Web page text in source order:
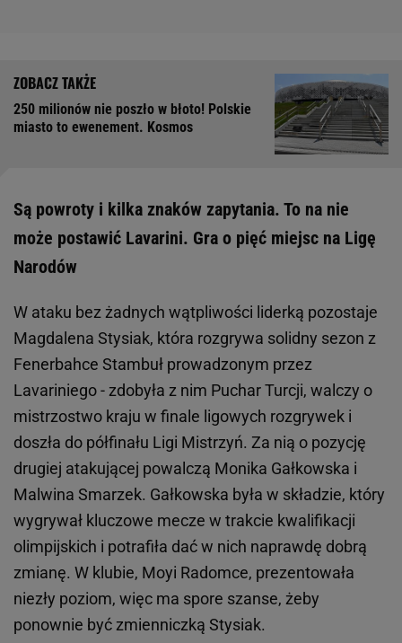
250 milionów nie poszło w błoto! Polskie
miasto to ewenement. Kosmos
Są powroty i kilka znaków zapytania. To na nie
może postawić Lavarini. Gra o pięć miejsc na Ligę
Narodów
W ataku bez żadnych wątpliwości liderką pozostaje
Magdalena Stysiak, która rozgrywa solidny sezon z
Fenerbahce Stambuł prowadzonym przez
Lavariniego - zdobyła z nim Puchar Turcji, walczy o
mistrzostwo kraju w finale ligowych rozgrywek i
doszła do półfinału Ligi Mistrzyń. Za nią o pozycję
drugiej atakującej powalczą Monika Gałkowska i
Malwina Smarzek. Gałkowska była w składzie, który
wygrywał kluczowe mecze w trakcie kwalifikacji
olimpijskich i potrafiła dać w nich naprawdę dobrą
zmianę. W klubie, Moyi Radomce, prezentowała
niezły poziom, więc ma spore szanse, żeby
ponownie być zmienniczką Stysiak.